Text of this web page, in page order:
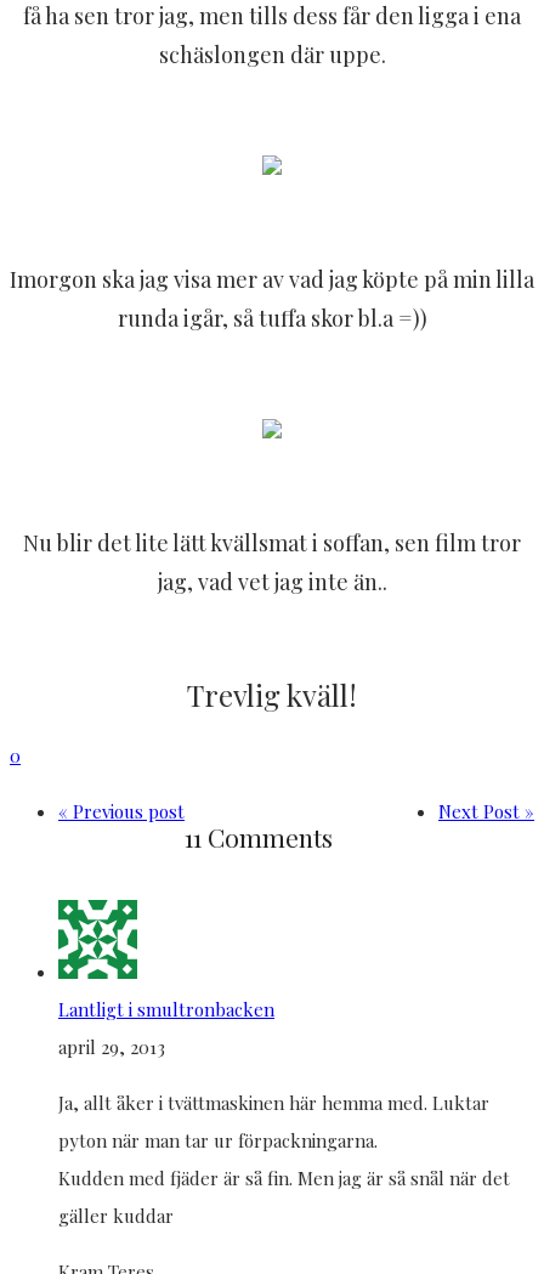
få ha sen tror jag, men tills dess får den ligga i ena
schäslongen där uppe.
Imorgon ska jag visa mer av vad jag köpte på min lilla
runda igår, så tuffa skor bl.a =))
Nu blir det lite lätt kvällsmat i soffan, sen film tror
jag, vad vet jag inte än..
Trevlig kväll!
0
« Previous post Next Post »
11 Comments
Lantligt i smultronbacken
april 29, 2013
Ja, allt åker i tvättmaskinen här hemma med. Luktar
pyton när man tar ur förpackningarna.
Kudden med fjäder är så fin. Men jag är så snål när det
gäller kuddar